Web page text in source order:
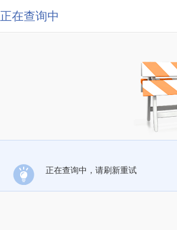
正在查询中
正在查询中，请刷新重试